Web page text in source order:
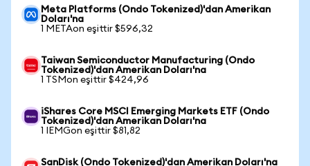
Meta Platforms (Ondo Tokenized)'dan Amerikan
Doları'na
1 METAon eşittir $596,32
Taiwan Semiconductor Manufacturing (Ondo
Tokenized)'dan Amerikan Doları'na
1 TSMon eşittir $424,96
iShares Core MSCI Emerging Markets ETF (Ondo
Tokenized)'dan Amerikan Doları'na
1 IEMGon eşittir $81,82
SanDisk (Ondo Tokenized)'dan Amerikan Doları'na